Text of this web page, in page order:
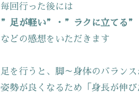
毎回行った後には
”足が軽い”・”ラクに立てる
などの感想をいただきます
足を行うと、脚～身体のバラン
姿勢が良くなるため「身長が伸